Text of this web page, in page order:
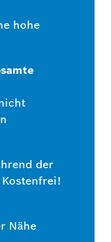
hohe
der
Nähe